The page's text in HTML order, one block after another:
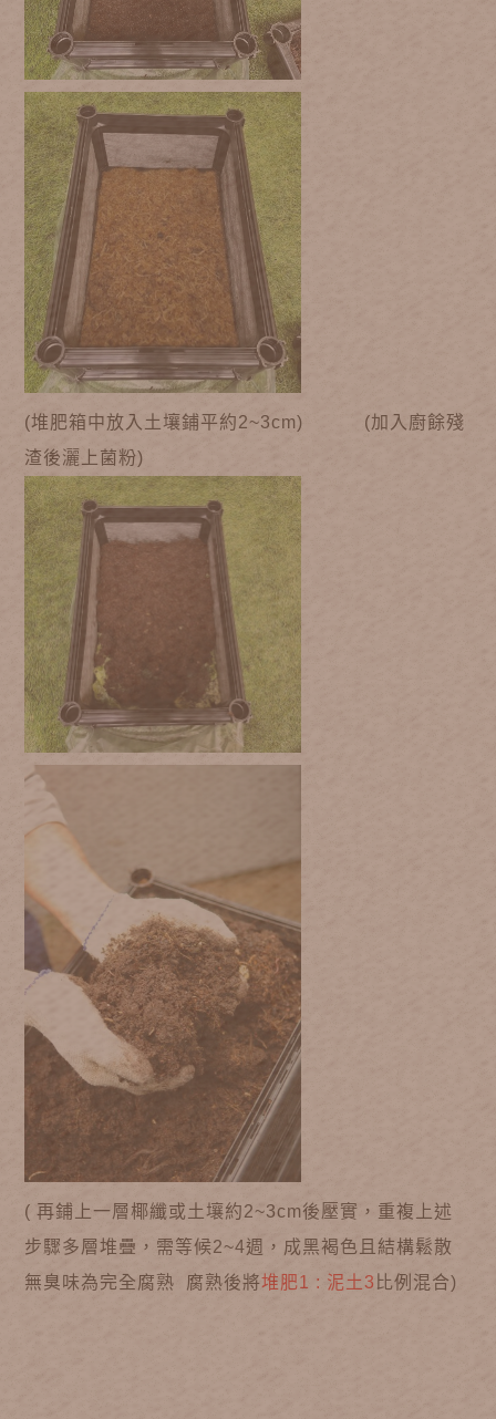
(堆肥箱中放入土壤鋪平約2~3cm) (加入廚餘殘
渣後灑上菌粉)
( 再鋪上一層椰纖或土壤約2~3cm後壓實，重複上述
步驟多層堆疊，需等候2~4週，成黑褐色且結構鬆散
無臭味為完全腐熟 腐熟後將堆肥1 : 泥土3 比例混合)